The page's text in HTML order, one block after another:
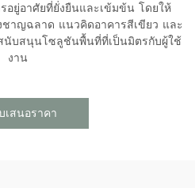
อยู่อาศัยที่ยั่งยืนและเข้มข้น โดยให้
าญฉลาด แนวคิดอาคารสีเขียว และ
นับสนุนโซลูชันพื้นที่ที่เป็นมิตรกับผู้ใช้
งาน
เสนอราคา